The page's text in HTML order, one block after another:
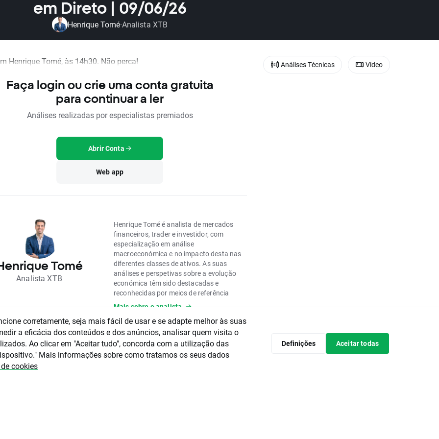
em Direto | 09/06/26
Henrique Tomé·Analista XTB
Henrique Tomé, às 14h30. Não perca!
Faça login ou crie uma conta gratuita
para continuar a ler
Análises realizadas por especialistas premiados
Abrir Conta
Web app
Tomé
Analista XTB
Henrique Tomé é analista de mercados
financeiros, trader e investidor, com
especialização em análise
macroeconómica e no impacto desta nas
diferentes classes de ativos. As suas
análises e perspetivas sobre a evolução
económica têm sido destacadas e
reconhecidas por meios de referência
nacionais e internacionais, incluindo o
É formado em Finanças e Contabilidade e
possui uma pós-graduação em Mercados
Financeiros e Gestão de Risco pela Nova
SBE.
Mais sobre o analista
Análises Técnicas Video
corretamente, seja mais fácil de usar e se adapte melhor às suas
a eficácia dos conteúdos e dos anúncios, analisar quem visita o
Ao clicar em "Aceitar tudo", concorda com a utilização das
Mais informações sobre como tratamos os seus dados
cookies
Definições Aceitar todas